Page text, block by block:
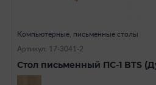
Компьютерные, письменные столы
Артикул: 17-3041-2
Стол письменный ПС-1 BTS